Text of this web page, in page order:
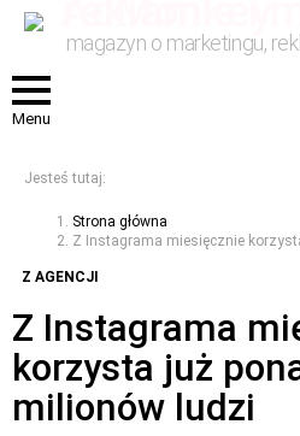
magazyn o marketingu,
Menu
Jesteś tutaj:
Strona główna
Z Instagrama miesięcznie
Z AGENCJI
Z Instagrama
korzysta już
milionów ludzi